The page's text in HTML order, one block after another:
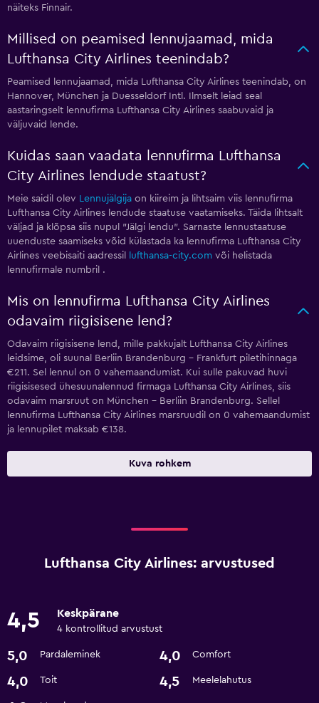
näiteks Finnair.
Millised on peamised lennujaamad, mida
Lufthansa City Airlines teenindab?
Peamised lennujaamad, mida Lufthansa City Airlines teenindab, on
Hannover, München ja Duesseldorf Intl. Ilmselt leiad seal
aastaringselt lennufirma Lufthansa City Airlines saabuvaid ja
väljuvaid lende.
Kuidas saan vaadata lennufirma Lufthansa
City Airlines lendude staatust?
Meie saidil olev Lennujälgija on kiireim ja lihtsaim viis lennufirma
Lufthansa City Airlines lendude staatuse vaatamiseks. Täida lihtsalt
väljad ja klõpsa siis nupul "Jälgi lendu". Sarnaste lennustaatuse
uuenduste saamiseks võid külastada ka lennufirma Lufthansa City
Airlines veebisaiti aadressil
lufthansa-city.com või helistada
lennufirmale numbril .
Mis on lennufirma Lufthansa City Airlines
odavaim riigisisene lend?
Odavaim riigisisene lend, mille pakkujalt Lufthansa City Airlines
leidsime, oli suunal Berliin Brandenburg – Frankfurt piletihinnaga
€211. Sel lennul on 0 vahemaandumist. Kui sulle pakuvad huvi
riigisisesed ühesuunalennud firmaga Lufthansa City Airlines, siis
odavaim marsruut on München – Berliin Brandenburg. Sellel
lennufirma Lufthansa City Airlines marsruudil on 0 vahemaandumist
ja lennupilet maksab €138.
Kuva rohkem
Lufthansa City Airlines: arvustused
4,5 Keskpärane
4 kontrollitud arvustust
5,0 Pardaleminek 4,0 Comfort
4,0 Toit 4,5 Meelelahutus